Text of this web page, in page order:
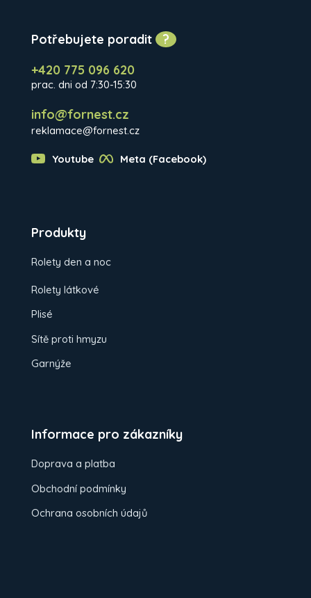
Potřebujete poradit ?
+420 775 096 620
prac. dni od 7:30-15:30
info@fornest.cz
reklamace@fornest.cz
Youtube Meta (Facebook)
Produkty
Rolety den a noc
Rolety látkové
Plisé
Sítě proti hmyzu
Garnýže
Informace pro zákazníky
Doprava a platba
Obchodní podmínky
Ochrana osobních údajů